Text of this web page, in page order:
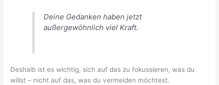
Deine Gedanken haben jetzt
außergewöhnlich viel Kraft.
Deshalb ist es wichtig, sich auf das zu fokussieren, was du
willst – nicht auf das, was du vermeiden möchtest.